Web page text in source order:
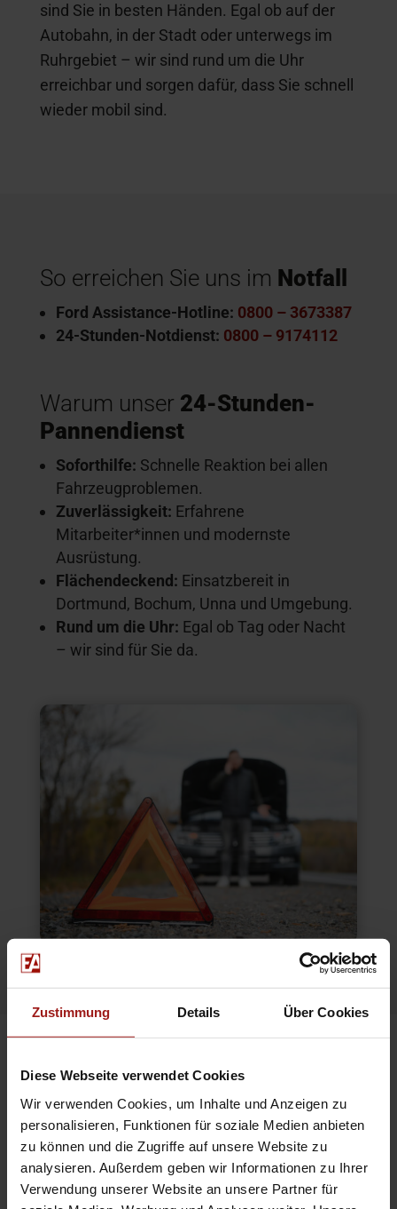
Zustimmung Details Über Cookies
Diese Webseite verwendet Cookies
Wir verwenden Cookies, um Inhalte und Anzeigen zu
personalisieren, Funktionen für soziale Medien anbieten
zu können und die Zugriffe auf unsere Website zu
analysieren. Außerdem geben wir Informationen zu Ihrer
Verwendung unserer Website an unsere Partner für
sind Sie in besten Händen. Egal ob auf der
Autobahn, in der Stadt oder unterwegs im
Ruhrgebiet – wir sind rund um die Uhr
erreichbar und sorgen dafür, dass Sie schnell
wieder mobil sind.
So erreichen Sie uns im Notfall
Ford Assistance-Hotline: 0800 – 3673387
24-Stunden-Notdienst: 0800 – 9174112
Warum unser 24-Stunden-
Pannendienst
Soforthilfe: Schnelle Reaktion bei allen
Fahrzeugproblemen.
Zuverlässigkeit: Erfahrene
Mitarbeiter*innen und modernste
Ausrüstung.
Flächendeckend: Einsatzbereit in
Dortmund, Bochum, Unna und Umgebung.
Rund um die Uhr: Egal ob Tag oder Nacht
– wir sind für Sie da.
Häufige Fragen(FAQs)
7 Welche Fahrzeuge können
abgeschleppt werden?